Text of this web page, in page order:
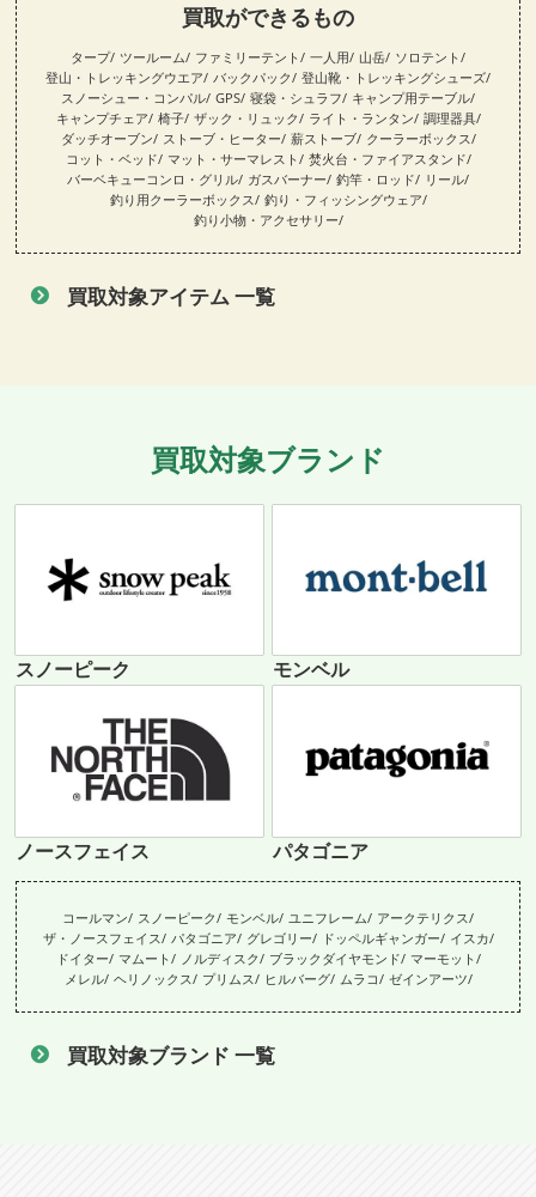
買取ができるもの
タープ ツールーム ファミリーテント 一人用 山岳 ソロテント
登山・トレッキングウエア
バックパック
登山靴・トレッキングシューズ
スノーシュー・コンパル GPS 寝袋・シュラフ
キャンプ用テーブル
キャンプチェア 椅子 ザック・リュック ライト・ランタン 調理器具
ダッチオーブン
ストーブ・ヒーター 薪ストーブ
クーラーボックス
コット・ベッド
マット・サーマレスト
焚火台・ファイアスタンド
バーベキューコンロ・グリル ガスバーナー 釣竿・ロッド
リール
釣り用クーラーボックス
釣り・フィッシングウェア
釣り小物・アクセサリー
買取対象アイテム 一覧
買取対象ブランド
スノーピーク モンベル
ノースフェイス パタゴニア
コールマン スノーピーク モンベル ユニフレーム
アークテリクス
ザ・ノースフェイス パタゴニア グレゴリー ドッペルギャンガー
イスカ
ドイター
マムート ノルディスク ブラックダイヤモンド
マーモット
メレル ヘリノックス プリムス ヒルバーグ ムラコ ゼインアーツ
買取対象ブランド 一覧